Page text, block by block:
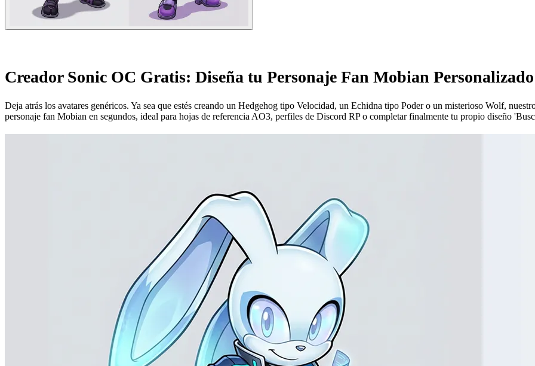
Creador Sonic OC Gratis: Diseña tu Personaje Fan Mobian Personalizado
Deja atrás los avatares genéricos. Ya sea que estés creando un Hedgehog tipo Velocidad, un Echidna tipo Poder o un misterioso Wolf,
personaje fan Mobian en segundos, ideal para hojas de referencia AO3, perfiles de Discord RP o completar finalmente tu propio diseño